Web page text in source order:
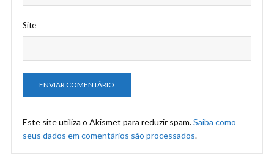
Site
Este site utiliza o Akismet para reduzir spam.Saiba como
seus dados em comentários são processados.